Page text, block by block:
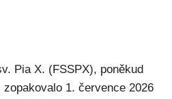
Pia X. (FSSPX), poněkud
zopakovalo 1. července 2026